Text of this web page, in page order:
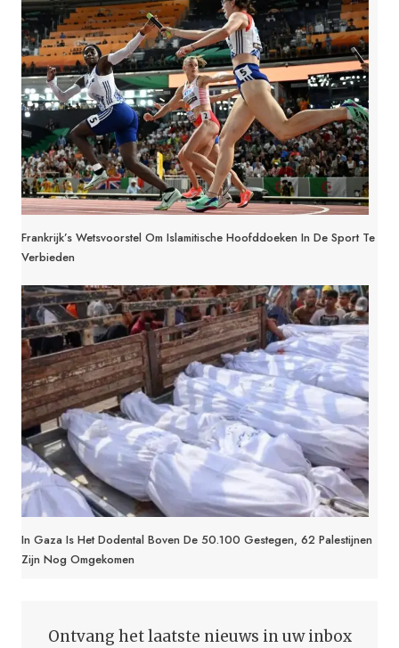
Frankrijk’s Wetsvoorstel Om Islamitische Hoofddoeken In De Sport Te
Verbieden
In Gaza Is Het Dodental Boven De 50.100 Gestegen, 62 Palestijnen
Zijn Nog Omgekomen
Ontvang het laatste nieuws in uw inbox